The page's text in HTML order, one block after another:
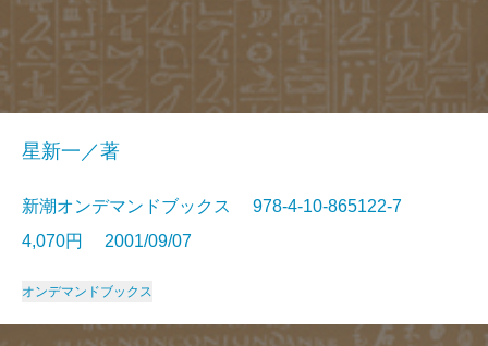
星新一／著
新潮オンデマンドブックス 978-4-10-865122-7
4,070円 2001/09/07
オンデマンドブックス